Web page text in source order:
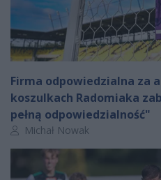
Firma odpowiedzialna za
koszulkach Radomiaka
pełną odpowiedzialność"
Autor artykułu:
Michał Nowak